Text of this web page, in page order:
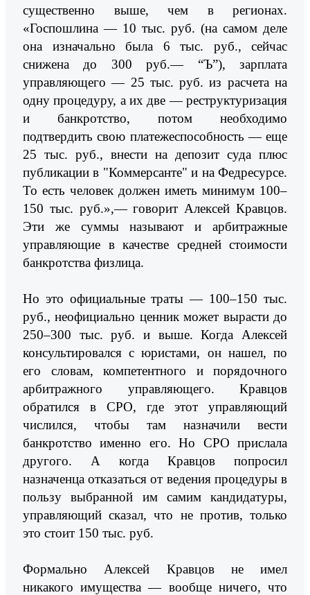
существенно выше, чем в регионах.
«Госпошлина — 10 тыс. руб. (на самом деле
она изначально была 6 тыс. руб., сейчас
снижена до 300 руб.— “Ъ”), зарплата
управляющего — 25 тыс. руб. из расчета на
одну процедуру, а их две — реструктуризация
и банкротство, потом необходимо
подтвердить свою платежеспособность — еще
25 тыс. руб., внести на депозит суда плюс
публикации в "Коммерсанте" и на Федресурсе.
То есть человек должен иметь минимум 100–
150 тыс. руб.»,— говорит Алексей Кравцов.
Эти же суммы называют и арбитражные
управляющие в качестве средней стоимости
банкротства физлица.
Но это официальные траты — 100–150 тыс.
руб., неофициально ценник может вырасти до
250–300 тыс. руб. и выше. Когда Алексей
консультировался с юристами, он нашел, по
его словам, компетентного и порядочного
арбитражного управляющего. Кравцов
обратился в СРО, где этот управляющий
числился, чтобы там назначили вести
банкротство именно его. Но СРО прислала
другого. А когда Кравцов попросил
назначенца отказаться от ведения процедуры в
пользу выбранной им самим кандидатуры,
управляющий сказал, что не против, только
это стоит 150 тыс. руб.
Формально Алексей Кравцов не имел
никакого имущества — вообще ничего, что